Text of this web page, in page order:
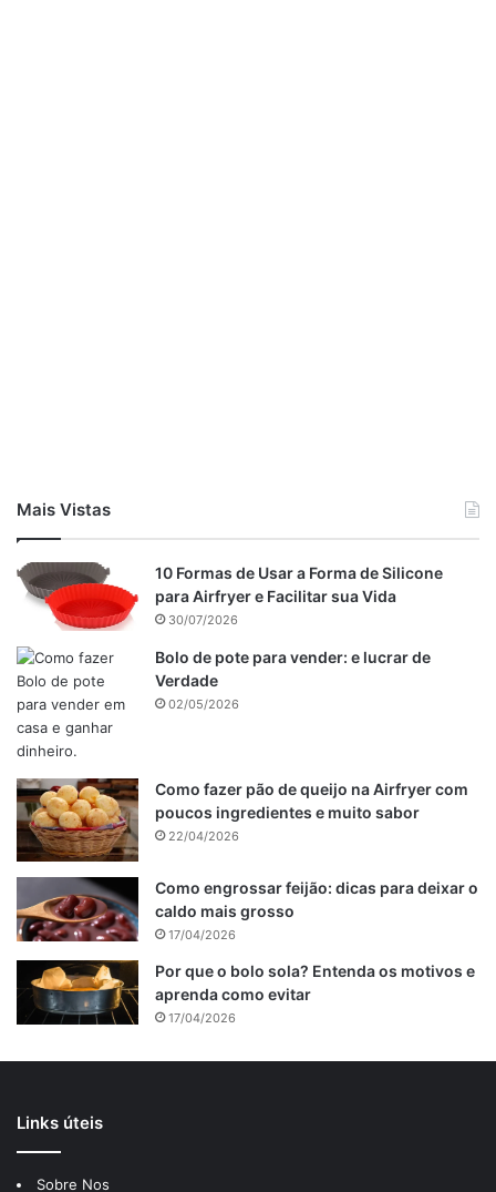
Mais Vistas
10 Formas de Usar a Forma de Silicone
para Airfryer e Facilitar sua Vida
30/07/2026
Bolo de pote para vender: e lucrar de
Verdade
02/05/2026
Como fazer pão de queijo na Airfryer com
poucos ingredientes e muito sabor
22/04/2026
Como engrossar feijão: dicas para deixar o
caldo mais grosso
17/04/2026
Por que o bolo sola? Entenda os motivos e
aprenda como evitar
17/04/2026
Links úteis
Sobre Nos